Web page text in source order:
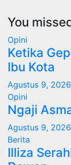
You
Opini
Ketika
Ibu Kota
Agustus 9, 2026
Opini
Ngaji
Agustus 9, 2026
Berita
Illiza